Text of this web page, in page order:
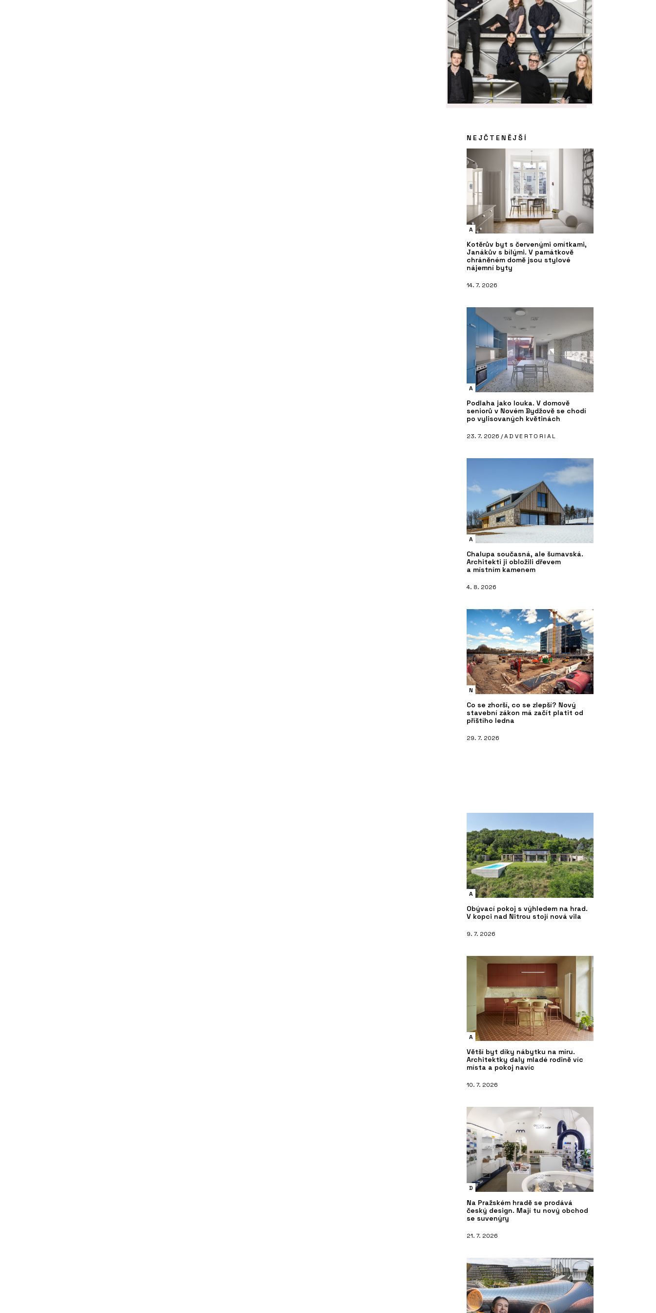
NEJČTENĚJŠÍ
A
Kotěrův byt s červenými omítkami,
Janákův s bílými. V památkově
chráněném domě jsou stylové
nájemní byty
14. 7. 2026
A
Podlaha jako louka. V domově
seniorů v Novém Bydžově se chodí
po vylisovaných květinách
23. 7. 2026 /ADVERTORIAL
A
Chalupa současná, ale šumavská.
Architekti ji obložili dřevem
a místním kamenem
4. 8. 2026
N
Co se zhorší, co se zlepší? Nový
stavební zákon má začít platit od
příštího ledna
29. 7. 2026
A
Obývací pokoj s výhledem na hrad.
V kopci nad Nitrou stojí nová vila
9. 7. 2026
A
Větší byt díky nábytku na míru.
Architektky daly mladé rodině víc
místa a pokoj navíc
10. 7. 2026
D
Na Pražském hradě se prodává
český design. Mají tu nový obchod
se suvenýry
21. 7. 2026